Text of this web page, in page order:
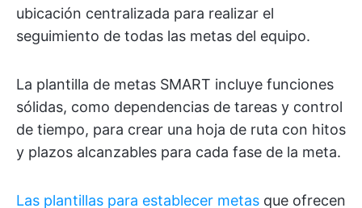
ubicación centralizada para realizar el
seguimiento de todas las metas del equipo.
La plantilla de metas SMART incluye funciones
sólidas, como dependencias de tareas y control
de tiempo, para crear una hoja de ruta con hitos
y plazos alcanzables para cada fase de la meta.
Las plantillas para establecer metas que ofrecen